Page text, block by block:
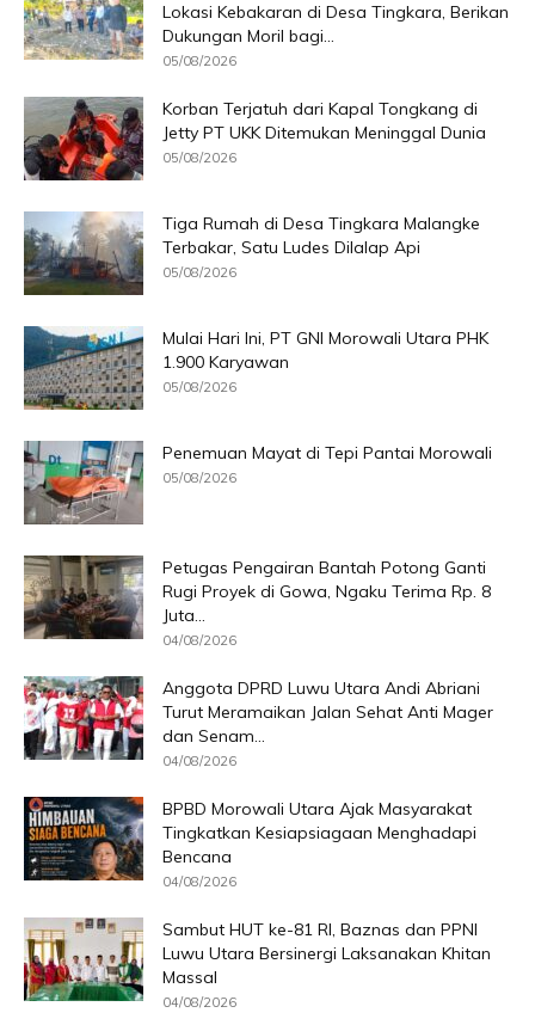
Lokasi Kebakaran di Desa Tingkara, Berikan
Dukungan Moril bagi...
05/08/2026
Korban Terjatuh dari Kapal Tongkang di
Jetty PT UKK Ditemukan Meninggal Dunia
05/08/2026
Tiga Rumah di Desa Tingkara Malangke
Terbakar, Satu Ludes Dilalap Api
05/08/2026
Mulai Hari Ini, PT GNI Morowali Utara PHK
1.900 Karyawan
05/08/2026
Penemuan Mayat di Tepi Pantai Morowali
05/08/2026
Petugas Pengairan Bantah Potong Ganti
Rugi Proyek di Gowa, Ngaku Terima Rp. 8
Juta...
04/08/2026
Anggota DPRD Luwu Utara Andi Abriani
Turut Meramaikan Jalan Sehat Anti Mager
dan Senam...
04/08/2026
BPBD Morowali Utara Ajak Masyarakat
Tingkatkan Kesiapsiagaan Menghadapi
Bencana
04/08/2026
Sambut HUT ke-81 RI, Baznas dan PPNI
Luwu Utara Bersinergi Laksanakan Khitan
Massal
04/08/2026